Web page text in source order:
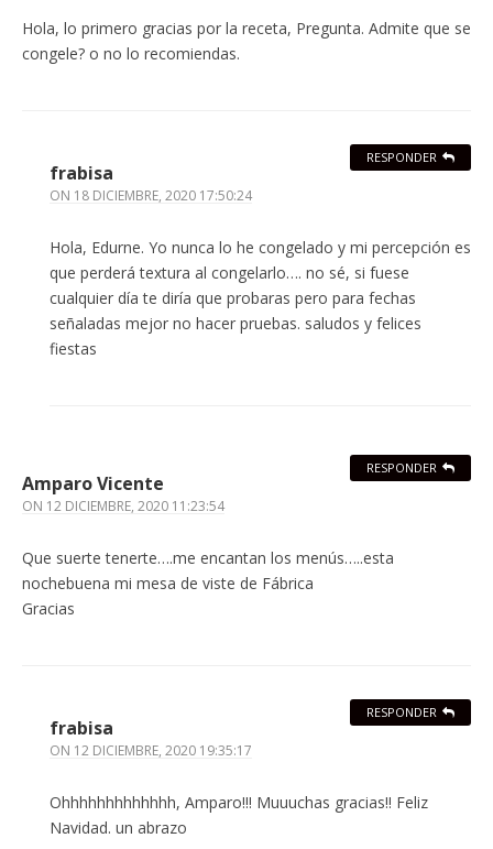
Hola, lo primero gracias por la receta, Pregunta. Admite que se
congele? o no lo recomiendas.
frabisa
ON 18 DICIEMBRE, 2020 17:50:24
Hola, Edurne. Yo nunca lo he congelado y mi percepción es
que perderá textura al congelarlo…. no sé, si fuese
cualquier día te diría que probaras pero para fechas
señaladas mejor no hacer pruebas. saludos y felices
fiestas
RESPONDER
Amparo Vicente
ON 12 DICIEMBRE, 2020 11:23:54
Que suerte tenerte….me encantan los menús…..esta
nochebuena mi mesa de viste de Fábrica
Gracias
RESPONDER
frabisa
ON 12 DICIEMBRE, 2020 19:35:17
Ohhhhhhhhhhhhh, Amparo!!! Muuuchas gracias!! Feliz
Navidad. un abrazo
RESPONDER